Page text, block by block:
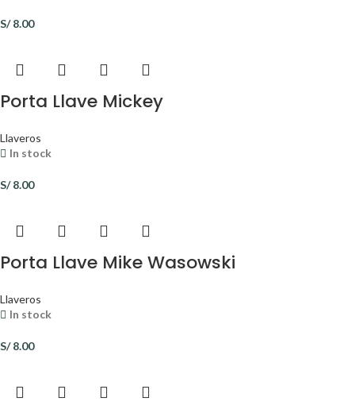
S/8.00
Porta Llave Mickey
Llaveros
In stock
S/8.00
Porta Llave Mike Wasowski
Llaveros
In stock
S/8.00